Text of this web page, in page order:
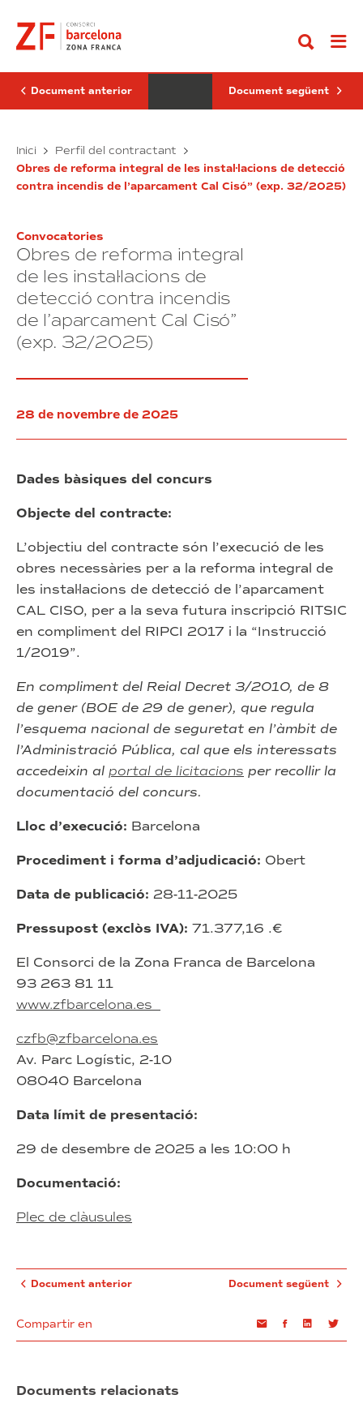
contingut
taxació
de
parcel·les
béns
immobles
la
Zona
Franca
de
58/2025)
Document anterior
(Exp.
ZFA.
Document següent
Inici Perfil del contractant
Obres de reforma integral de les instal·lacions de detecció
contra incendis de l’aparcament Cal Cisó” (exp. 32/2025)
Convocatories
Obres de reforma integral
de les instal·lacions de
detecció contra incendis
de l’aparcament Cal Cisó”
(exp. 32/2025)
28 de novembre de 2025
Dades bàsiques del concurs
Objecte del contracte:
L’objectiu del contracte són l’execució de les
obres necessàries per a la reforma integral de
les instal·lacions de detecció de l’aparcament
CAL CISO, per a la seva futura inscripció RITSIC
en compliment del RIPCI 2017 i la “Instrucció
1/2019”.
En compliment del Reial Decret 3/2010, de 8
de gener (BOE de 29 de gener), que regula
l’esquema nacional de seguretat en l’àmbit de
l’Administració Pública, cal que els interessats
accedeixin al portal de licitacions per recollir la
documentació del concurs.
Lloc d’execució: Barcelona
Procediment i forma d’adjudicació: Obert
Data de publicació: 28-11-2025
Pressupost (exclòs IVA): 71.377,16 .€
El Consorci de la Zona Franca de Barcelona
93 263 81 11
www.zfbarcelona.es
czfb@zfbarcelona.es
Av. Parc Logístic, 2-10
08040 Barcelona
Data límit de presentació:
29 de desembre de 2025 a les 10:00 h
Documentació:
Plec de clàusules
de
taxació
de
béns
immobles
propietat
Consorci
de
la
Zona
(exp.
Document anterior
Compartir en EmailFacebookLinkedin
d’arrendament
d’immoble
ZFA.
Document següent
Documents relacionats